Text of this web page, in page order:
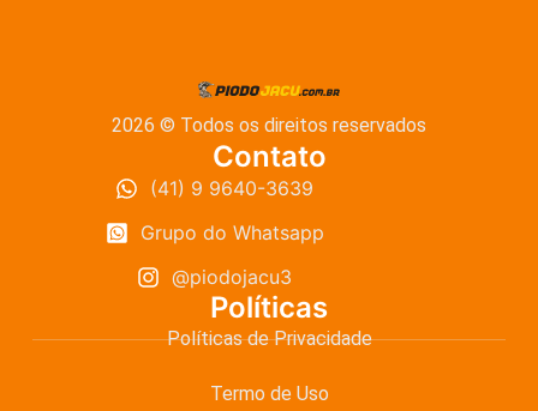
2026 © Todos os direitos reservados
Contato
(41) 9 9640-3639
Grupo do Whatsapp
@piodojacu3
Políticas
Políticas de Privacidade
Termo de Uso